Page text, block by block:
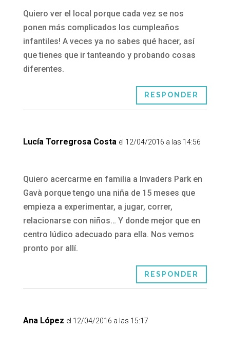
Quiero ver el local porque cada vez se nos
ponen más complicados los cumpleaños
infantiles! A veces ya no sabes qué hacer, así
que tienes que ir tanteando y probando cosas
diferentes.
RESPONDER
Lucía Torregrosa Costa el 12/04/2016 a las 14:56
Quiero acercarme en familia a Invaders Park en
Gavà porque tengo una niña de 15 meses que
empieza a experimentar, a jugar, correr,
relacionarse con niños… Y donde mejor que en
centro lúdico adecuado para ella. Nos vemos
pronto por allí.
RESPONDER
Ana López el 12/04/2016 a las 15:17